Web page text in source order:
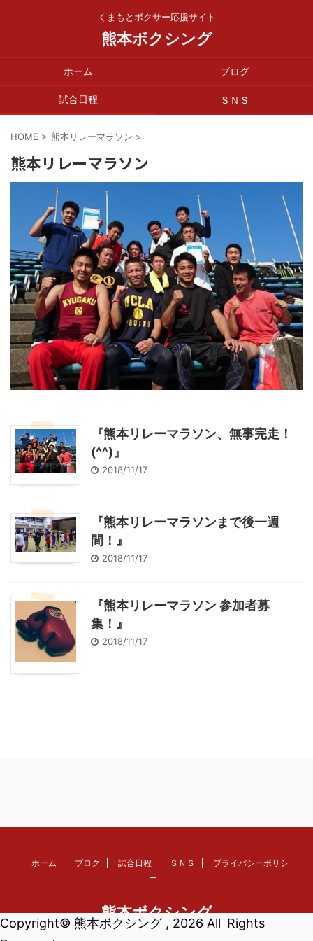
くまもとボクサー応援サイト
熊本ボクシング
ホーム ブログ
試合日程 ＳＮＳ
HOME > 熊本リレーマラソン >
熊本リレーマラソン
『熊本リレーマラソン、無事完走！
(^^)』
2018/11/17
『熊本リレーマラソンまで後一週
間！』
2018/11/17
『熊本リレーマラソン 参加者募
集！』
2018/11/17
ホーム ブログ 試合日程 ＳＮＳ
プライバシーポリシ
ー
熊本ボクシング
Copyright© 熊本ボクシング , 2026 All Rights